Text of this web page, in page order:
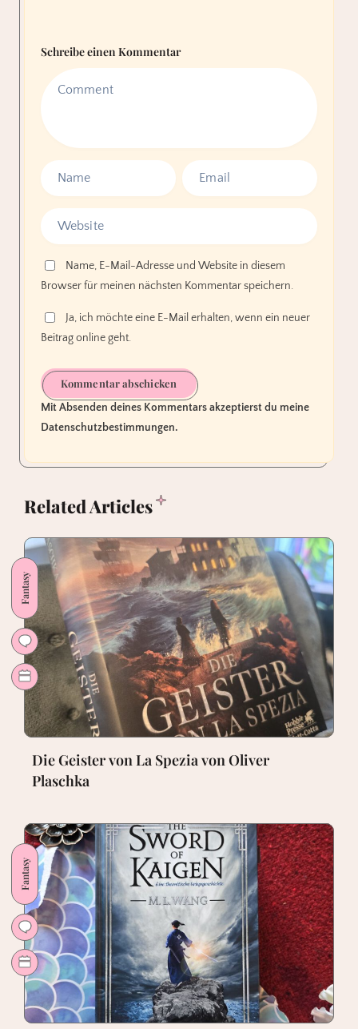
Schreibe einen Kommentar
Name, E-Mail-Adresse und Website in diesem
Browser für meinen nächsten Kommentar speichern.
Ja, ich möchte eine E-Mail erhalten, wenn ein neuer
Beitrag online geht.
Kommentar abschicken
Mit Absenden deines Kommentars akzeptierst du meine
Datenschutzbestimmungen.
Related Articles
Fantasy
Die Geister von La Spezia von Oliver
Plaschka
Fantasy